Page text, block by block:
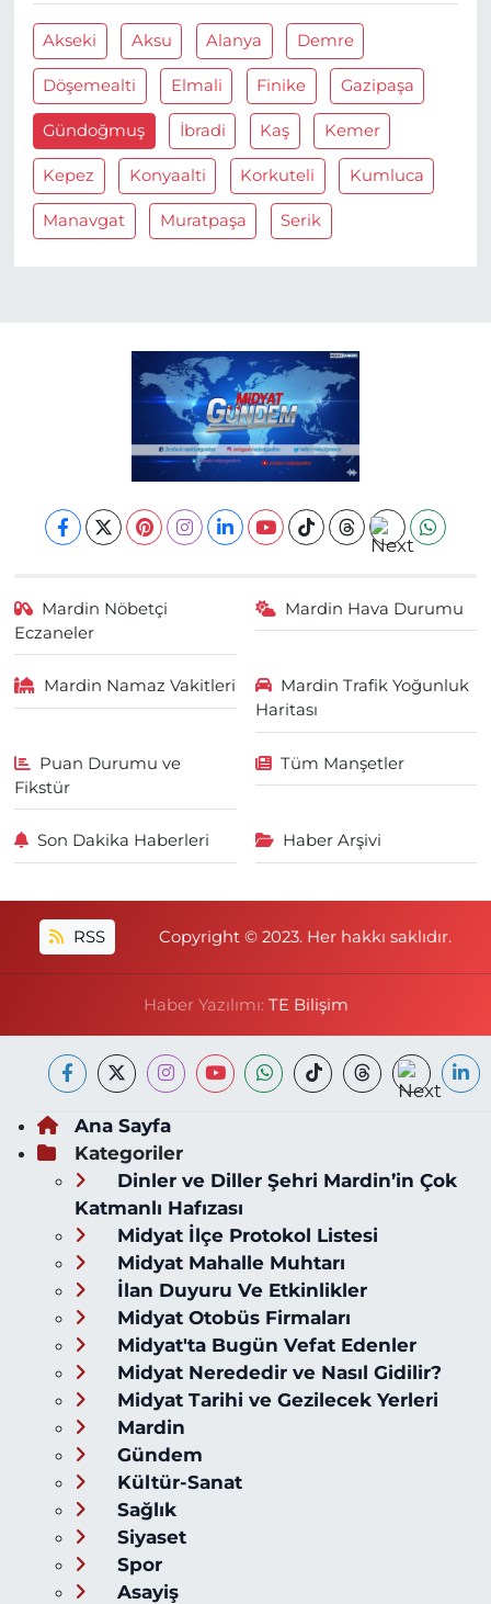
Akseki Aksu Alanya Demre
Döşemealti Elmali Finike Gazipaşa
Gündoğmuş İbradi Kaş Kemer
Kepez Konyaalti Korkuteli Kumluca
Manavgat Muratpaşa Serik
Mardin Nöbetçi
Eczaneler
Mardin Hava Durumu
Mardin Namaz Vakitleri
Mardin Trafik Yoğunluk
Haritası
Puan Durumu ve
Fikstür
Tüm Manşetler
Son Dakika Haberleri Haber Arşivi
RSS Copyright © 2023. Her hakkı saklıdır.
Haber Yazılımı: TE Bilişim
Ana Sayfa
Kategoriler
Dinler ve Diller Şehri Mardin’in Çok
Katmanlı Hafızası
Midyat İlçe Protokol Listesi
Midyat Mahalle Muhtarı
İlan Duyuru Ve Etkinlikler
Midyat Otobüs Firmaları
Midyat'ta Bugün Vefat Edenler
Midyat Nerededir ve Nasıl Gidilir?
Midyat Tarihi ve Gezilecek Yerleri
Mardin
Gündem
Kültür-Sanat
Sağlık
Siyaset
Spor
Asayiş